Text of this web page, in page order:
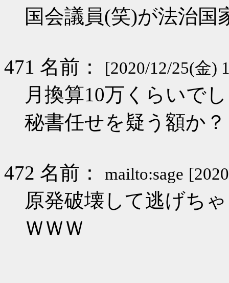
国会議員(笑)が法治国
471 名前： [2020/12/25(金)
月換算10万くらいで
秘書任せを疑う額か？
472 名前： mailto:sage
原発破壊して逃げち
ＷＷＷ